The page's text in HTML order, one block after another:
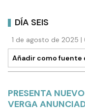
DÍA SEIS
1 de agosto de 2025
Añadir como fuente
PRESENTA
VERGA